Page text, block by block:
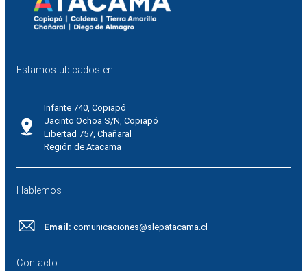
Estamos ubicados en
Infante 740, Copiapó
Jacinto Ochoa S/N, Copiapó
Libertad 757, Chañaral
Región de Atacama
Hablemos
Email: comunicaciones@slepatacama.cl
Contacto